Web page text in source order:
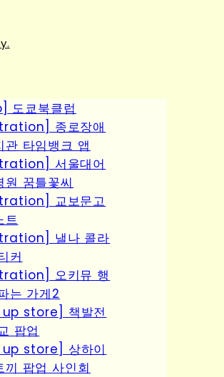
도쿄북클럽
종로장애
관 타임뱅크 앱
서울대어
원 꿈틀꽃씨
교보문고
트
낼나 콜라
커
오키뮤 행
는 가게2
up store] 책발전
팝업
up store] 상하이
끼 팝업 사인회